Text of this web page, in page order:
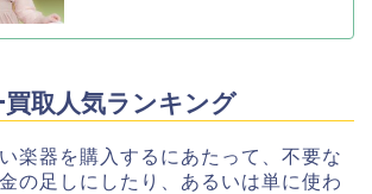
買取人気ランキング
楽器を購入するにあたって、不要な
の足しにしたり、あるいは単に使わ